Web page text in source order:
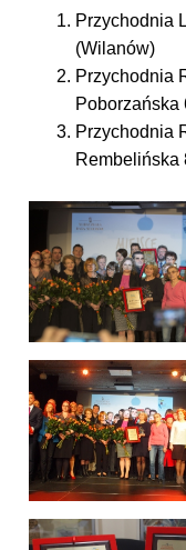
Przychodnia
(Wilanów)
Przychodnia
Poborzańska
Przychodnia
Rembelińska